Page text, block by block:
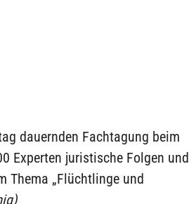
dauernden Fachtagung beim
Experten juristische Folgen und
Thema „Flüchtlinge und